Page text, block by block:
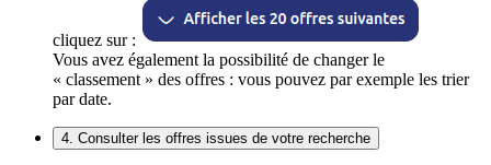
cliquez sur :
Vous avez également la possibilité de changer le
« classement » des offres : vous pouvez par exemple les trier
par date.
4. Consulter les offres issues de votre recherche